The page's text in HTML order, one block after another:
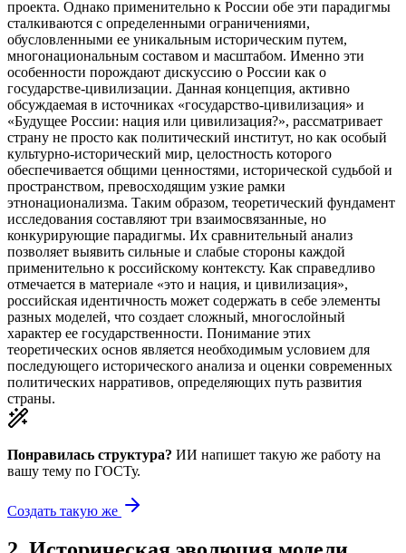
проекта. Однако применительно к России обе эти парадигмы
сталкиваются с определенными ограничениями,
обусловленными ее уникальным историческим путем,
многонациональным составом и масштабом. Именно эти
особенности порождают дискуссию о России как о
государстве-цивилизации. Данная концепция, активно
обсуждаемая в источниках «государство-цивилизация» и
«Будущее России: нация или цивилизация?», рассматривает
страну не просто как политический институт, но как особый
культурно-исторический мир, целостность которого
обеспечивается общими ценностями, исторической судьбой и
пространством, превосходящим узкие рамки
этнонационализма. Таким образом, теоретический фундамент
исследования составляют три взаимосвязанные, но
конкурирующие парадигмы. Их сравнительный анализ
позволяет выявить сильные и слабые стороны каждой
применительно к российскому контексту. Как справедливо
отмечается в материале «это и нация, и цивилизация»,
российская идентичность может содержать в себе элементы
разных моделей, что создает сложный, многослойный
характер ее государственности. Понимание этих
теоретических основ является необходимым условием для
последующего исторического анализа и оценки современных
политических нарративов, определяющих путь развития
страны.
Понравилась структура? ИИ напишет такую же работу на
вашу тему по ГОСТу.
Создать такую же